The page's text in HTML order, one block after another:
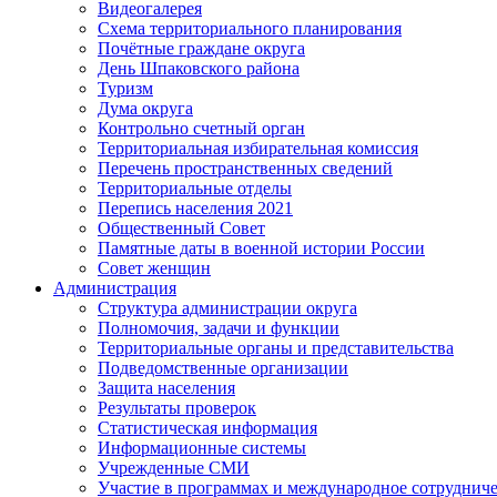
Видеогалерея
Схема территориального планирования
Почётные граждане округа
День Шпаковского района
Туризм
Дума округа
Контрольно счетный орган
Территориальная избирательная комиссия
Перечень пространственных сведений
Территориальные отделы
Перепись населения 2021
Общественный Совет
Памятные даты в военной истории России
Совет женщин
Администрация
Структура администрации округа
Полномочия, задачи и функции
Территориальные органы и представительства
Подведомственные организации
Защита населения
Результаты проверок
Статистическая информация
Информационные системы
Учрежденные СМИ
Участие в программах и международное